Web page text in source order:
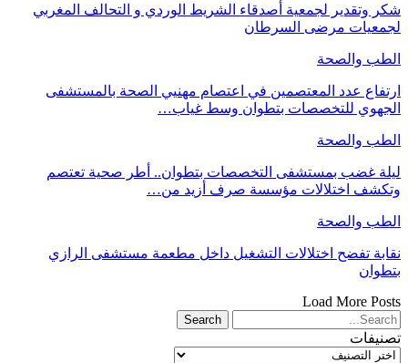
شكر وتقدير لجمعية أصدقاء الشريط الوردي و التحالف المغربي
لجمعيات مرضى السرطان
الطب والصحة
ارتفاع عدد المعتصمين في اعتصام مهنيي الصحة بالمستشفى
الجهوي للتخصصات بتطوان وسط غياب…
الطب والصحة
ليلة غضب بمستشفى التخصصات بتطوان.. أطر صحية تعتصم
وتكشف اختلالات مؤسسة صرف أزيد من…
الطب والصحة
نقابة تفضح اختلالات التشغيل داخل مطعمة مستشفى الرازي
بتطوان
Load More Posts
تصنيفات
تصنيفات